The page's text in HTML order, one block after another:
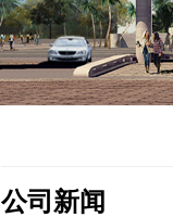
公司新闻